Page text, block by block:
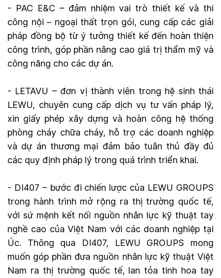
- PAC E&C – đảm nhiệm vai trò thiết kế và thi
công nội – ngoại thất trọn gói, cung cấp các giải
pháp đồng bộ từ ý tưởng thiết kế đến hoàn thiện
công trình, góp phần nâng cao giá trị thẩm mỹ và
công năng cho các dự án.
- LETAVU – đơn vị thành viên trong hệ sinh thái
LEWU, chuyên cung cấp dịch vụ tư vấn pháp lý,
xin giấy phép xây dựng và hoàn công hệ thống
phòng cháy chữa cháy, hỗ trợ các doanh nghiệp
và dự án thương mại đảm bảo tuân thủ đầy đủ
các quy định pháp lý trong quá trình triển khai.
- DI407 – bước đi chiến lược của LEWU GROUPS
trong hành trình mở rộng ra thị trường quốc tế,
với sứ mệnh kết nối nguồn nhân lực kỹ thuật tay
nghề cao của Việt Nam với các doanh nghiệp tại
Úc. Thông qua DI407, LEWU GROUPS mong
muốn góp phần đưa nguồn nhân lực kỹ thuật Việt
Nam ra thị trường quốc tế, lan tỏa tinh hoa tay